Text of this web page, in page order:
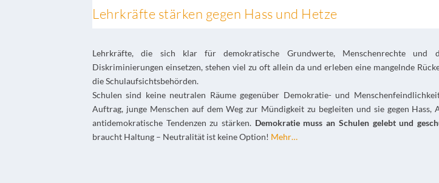
Lehrkräfte stärken gegen Hass und Hetze
Lehrkräfte, die sich klar für demokratische Grundwerte, Menschenrechte und
Diskriminierungen einsetzen, stehen viel zu oft allein da und erleben eine mangelnde
die Schulaufsichtsbehörden.
Schulen sind keine neutralen Räume gegenüber Demokratie- und
Auftrag, junge Menschen auf dem Weg zur Mündigkeit zu begleiten und sie gegen Hass,
antidemokratische Tendenzen zu stärken. Demokratie muss an Schulen gelebt und
braucht Haltung – Neutralität ist keine Option! Mehr…